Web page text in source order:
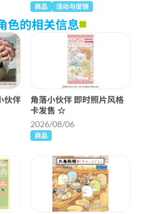
商品 活动与促销
色的相关信息
伙伴
角落小伙伴 即时照片风格
卡发售 ☆
2026/08/06
商品